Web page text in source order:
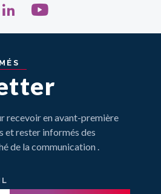
recevoir en avant-première
et rester informés des
de la communication .